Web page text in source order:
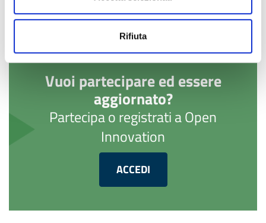
Rifiuta
Vuoi partecipare ed essere
aggiornato?
Partecipa o registrati a Open
Innovation
ACCEDI